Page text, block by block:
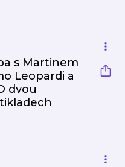
s Martinem
Leopardi a
dvou